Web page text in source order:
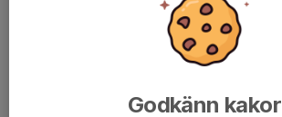
24
10. IFK Hallsberg 24
Godkänn kakor